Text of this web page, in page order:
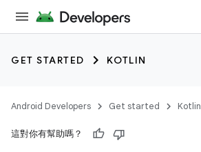
GET STARTED KOTLIN
Android Developers Get started Kotlin
這對你有幫助嗎？